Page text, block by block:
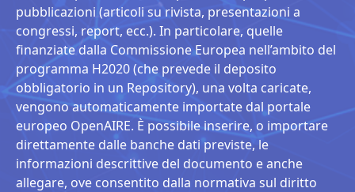
pubblicazioni (articoli su rivista, presentazioni a
congressi, report, ecc.). In particolare, quelle
finanziate dalla Commissione Europea nell’ambito del
programma H2020 (che prevede il deposito
obbligatorio in un Repository), una volta caricate,
vengono automaticamente importate dal portale
europeo OpenAIRE. È possibile inserire, o importare
direttamente dalle banche dati previste, le
informazioni descrittive del documento e anche
allegare, ove consentito dalla normativa sul diritto